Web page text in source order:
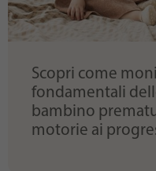
Scopri come
fondamentali
bambino
motorie ai